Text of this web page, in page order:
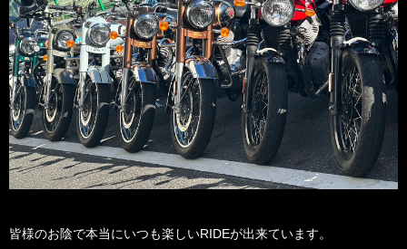
皆様のお陰で本当にいつも楽しいRIDEが出来ています。